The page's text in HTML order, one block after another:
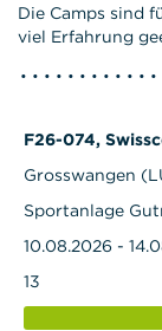
Die Camps sind
viel Erfahrung
F26-074,
Grosswangen
Sportanlage
10.08.2026 -
13